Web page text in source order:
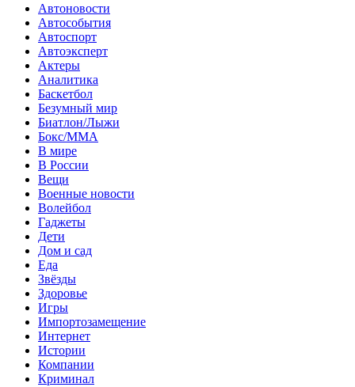
Автоновости
Автособытия
Автоспорт
Автоэксперт
Актеры
Аналитика
Баскетбол
Безумный мир
Биатлон/Лыжи
Бокс/MMA
В мире
В России
Вещи
Военные новости
Волейбол
Гаджеты
Дети
Дом и сад
Еда
Звёзды
Здоровье
Игры
Импортозамещение
Интернет
Истории
Компании
Криминал